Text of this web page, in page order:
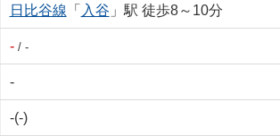
日比谷線 「 入谷 」駅 徒歩8～10分
-/ -
-
-(-)